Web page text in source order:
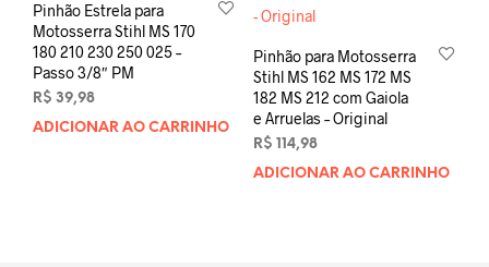
Pinhão Estrela para
Motosserra Stihl MS 170
180 210 230 250 025 –
Passo 3/8″ PM
R$ 39,98
ADICIONAR AO CARRINHO
Pinhão para Motosserra
Stihl MS 162 MS 172 MS
182 MS 212 com Gaiola
e Arruelas – Original
R$ 114,98
ADICIONAR AO CARRINHO